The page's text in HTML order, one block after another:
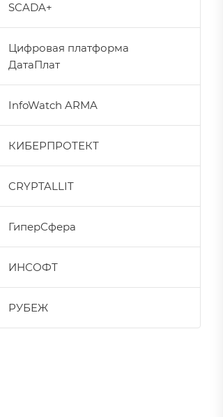
SCADA+
Цифровая платформа
ДатаПлат
InfoWatch ARMA
КИБЕРПРОТЕКТ
CRYPTALLIT
ГиперСфера
ИНСОФТ
РУБЕЖ